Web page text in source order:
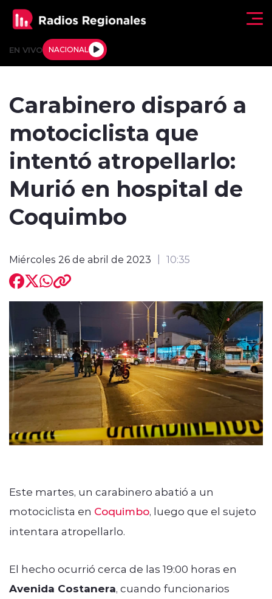
EN VIVO NACIONAL
Deportes
Internacional
Entrevistas
modo claro
Carabinero disparó a
motociclista que
intentó atropellarlo:
Murió en hospital de
Coquimbo
Miércoles 26 de abril de 2023 10:35
Este martes, un carabinero abatió a un
motociclista en Coquimbo, luego que el sujeto
intentara atropellarlo.
El hecho ocurrió cerca de las 19:00 horas en
Avenida Costanera, cuando funcionarios